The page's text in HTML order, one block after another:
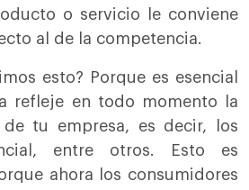
o servicio le conviene
al de la competencia.
esto? Porque es esencial
refleje en todo momento la
de tu empresa, es decir, los
entre otros. Esto es
ahora los consumidores